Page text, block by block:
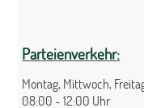
Parteienverkehr:
Montag, Mittwoch,
08:00 - 12:00 Uhr